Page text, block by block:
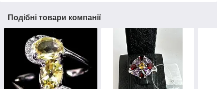
Подібні товари компанії